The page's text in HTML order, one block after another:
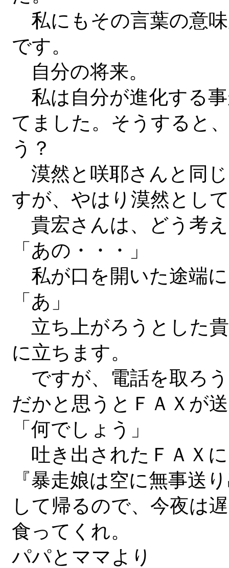
私にもその言葉の意
です。
自分の将来。
私は自分が進化する
てました。そうすると
う？
漠然と咲耶さんと同
すが、やはり漠然とし
貴宏さんは、どう考
「あの・・・」
私が口を開いた途端
「あ」
立ち上がろうとした
に立ちます。
ですが、電話を取ろ
だかと思うとＦＡＸが
「何でしょう」
吐き出されたＦＡＸ
『暴走娘は空に無事送
して帰るので、今夜は
食ってくれ。
パパとママより